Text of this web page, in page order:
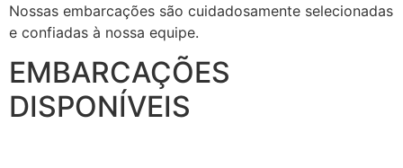
Nossas embarcações são cuidadosamente selecionadas
e confiadas à nossa equipe.
EMBARCAÇÕES
DISPONÍVEIS